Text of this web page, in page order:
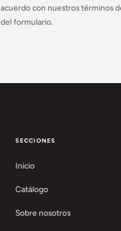
acuerdo con nuestros términos
del formulario.
SECCIONES
Inicio
Catálogo
Sobre nosotros